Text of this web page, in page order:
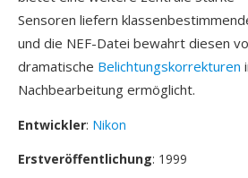
Sensoren liefern
und die NEF-Datei bewahrt diesen
dramatische Belichtungskorrekturen
Nachbearbeitung ermöglicht.
Entwickler: Nikon
Erstveröffentlichung: 1999